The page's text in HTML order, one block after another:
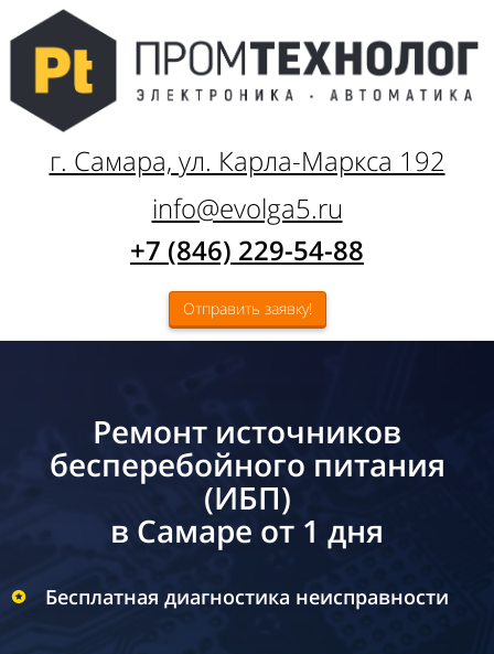
г. Самара, ул. Карла-Маркса 192
info@evolga5.ru
+7 (846) 229-54-88
Отправить заявку!
Ремонт источников
бесперебойного питания
(ИБП)
в Самаре от 1 дня
Бесплатная диагностика неисправности